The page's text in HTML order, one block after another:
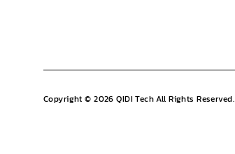
Copyright © 2026 QIDI Tech All Rights Reserved.